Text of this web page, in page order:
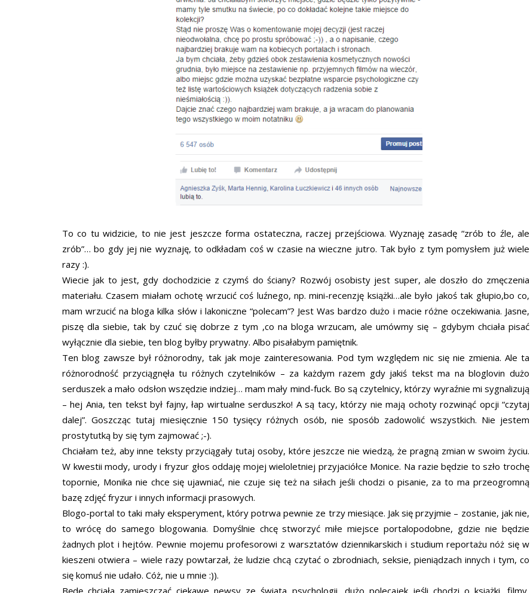
To co tu widzicie, to nie jest jeszcze forma ostateczna, raczej przejściowa. Wyznaję zasadę “zrób to źle, ale
zrób”… bo gdy jej nie wyznaję, to odkładam coś w czasie na wieczne jutro. Tak było z tym pomysłem już wiele
razy :).
Wiecie jak to jest, gdy dochodzicie z czymś do ściany? Rozwój osobisty jest super, ale doszło do zmęczenia
materiału. Czasem miałam ochotę wrzucić coś luźnego, np. mini-recenzję książki…ale było jakoś tak głupio,bo co,
mam wrzucić na bloga kilka słów i lakoniczne “polecam”? Jest Was bardzo dużo i macie różne oczekiwania. Jasne,
piszę dla siebie, tak by czuć się dobrze z tym ,co na bloga wrzucam, ale umówmy się – gdybym chciała pisać
wyłącznie dla siebie, ten blog byłby prywatny. Albo pisałabym pamiętnik.
Ten blog zawsze był różnorodny, tak jak moje zainteresowania. Pod tym względem nic się nie zmienia. Ale ta
różnorodność przyciągnęła tu różnych czytelników – za każdym razem gdy jakiś tekst ma na bloglovin dużo
serduszek a mało odsłon wszędzie indziej… mam mały mind-fuck. Bo są czytelnicy, którzy wyraźnie mi sygnalizują
– hej Ania, ten tekst był fajny, łap wirtualne serduszko! A są tacy, którzy nie mają ochoty rozwinąć opcji “czytaj
dalej”. Goszcząc tutaj miesięcznie 150 tysięcy różnych osób, nie sposób zadowolić wszystkich. Nie jestem
prostytutką by się tym zajmować ;-).
Chciałam też, aby inne teksty przyciągały tutaj osoby, które jeszcze nie wiedzą, że pragną zmian w swoim życiu.
W kwestii mody, urody i fryzur głos oddaję mojej wieloletniej przyjaciółce Monice. Na razie będzie to szło trochę
topornie, Monika nie chce się ujawniać, nie czuje się też na siłach jeśli chodzi o pisanie, za to ma przeogromną
bazę zdjęć fryzur i innych informacji prasowych.
Blogo-portal to taki mały eksperyment, który potrwa pewnie ze trzy miesiące. Jak się przyjmie – zostanie, jak nie,
to wrócę do samego blogowania. Domyślnie chcę stworzyć miłe miejsce portalopodobne, gdzie nie będzie
żadnych plot i hejtów. Pewnie mojemu profesorowi z warsztatów dziennikarskich i studium reportażu nóż się w
kieszeni otwiera – wiele razy powtarzał, że ludzie chcą czytać o zbrodniach, seksie, pieniądzach innych i tym, co
się komuś nie udało. Cóż, nie u mnie :)).
Będę chciała zamieszczać ciekawe newsy ze świata psychologii, dużo polecajek jeśli chodzi o książki, filmy,